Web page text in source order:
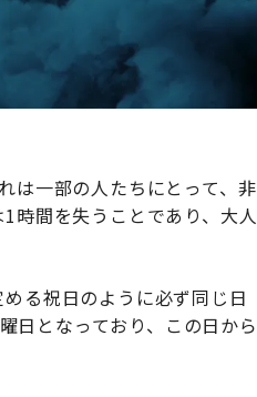
は一部の人たちにとって、非
時間を失うことであり、大人
る祝日のように必ず同じ日
日となっており、この日から